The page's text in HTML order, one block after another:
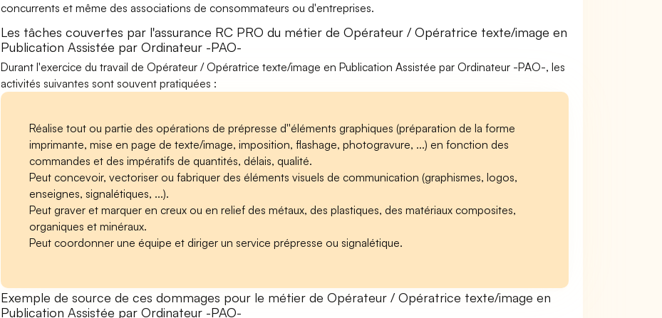
concurrents et même des associations de consommateurs ou d'entreprises.
Les tâches couvertes par l'assurance RC PRO du métier de Opérateur / Opératrice texte/image en
Publication Assistée par Ordinateur -PAO-
Durant l'exercice du travail de Opérateur / Opératrice texte/image en Publication Assistée par Ordinateur -PAO-, les
activités suivantes sont souvent pratiquées :
Réalise tout ou partie des opérations de prépresse d''éléments graphiques (préparation de la forme
imprimante, mise en page de texte/image, imposition, flashage, photogravure, ...) en fonction des
commandes et des impératifs de quantités, délais, qualité.
Peut concevoir, vectoriser ou fabriquer des éléments visuels de communication (graphismes, logos,
enseignes, signalétiques, ...).
Peut graver et marquer en creux ou en relief des métaux, des plastiques, des matériaux composites,
organiques et minéraux.
Peut coordonner une équipe et diriger un service prépresse ou signalétique.
Exemple de source de ces dommages pour le métier de Opérateur / Opératrice texte/image en
Publication Assistée par Ordinateur -PAO-